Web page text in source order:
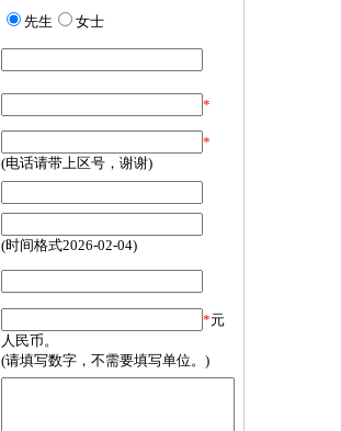
先生
女士
*
*
(电话请带上区号，谢谢)
(时间格式2026-02-04)
*元
人民币。
(请填写数字，不需要填写单位。)